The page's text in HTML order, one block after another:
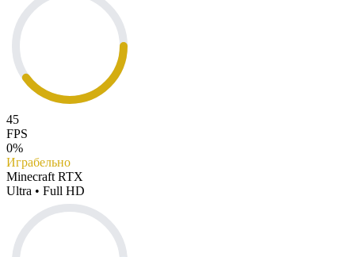
45
FPS
0%
Играбельно
Minecraft RTX
Ultra • Full HD